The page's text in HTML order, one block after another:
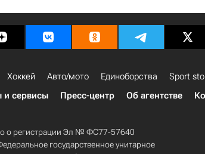
Хоккей Авто/мото Единоборства Sport
и сервисы Пресс-центр Об агентстве
о регистрации Эл № ФС77-57640
государственное унитарное